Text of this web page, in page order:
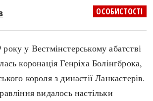
КРУГЛІ ДАТИ
ПРЯМА МОВА
МОЯ ІСТОРІЯ
ОСОБИСТОСТІ
року у Вестмінстерському абатстві
коронація Генріха Болінгброка,
короля з династії Ланкастерів.
видалось настільки